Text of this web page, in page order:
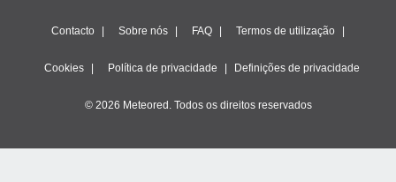
Contacto Sobre nós FAQ Termos de utilização
Cookies Política de privacidade Definições de privacidade
© 2026 Meteored. Todos os direitos reservados